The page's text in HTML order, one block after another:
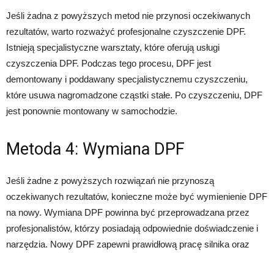
Jeśli żadna z powyższych metod nie przynosi oczekiwanych
rezultatów, warto rozważyć profesjonalne czyszczenie DPF.
Istnieją specjalistyczne warsztaty, które oferują usługi
czyszczenia DPF. Podczas tego procesu, DPF jest
demontowany i poddawany specjalistycznemu czyszczeniu,
które usuwa nagromadzone cząstki stałe. Po czyszczeniu, DPF
jest ponownie montowany w samochodzie.
Metoda 4: Wymiana DPF
Jeśli żadne z powyższych rozwiązań nie przynoszą
oczekiwanych rezultatów, konieczne może być wymienienie DPF
na nowy. Wymiana DPF powinna być przeprowadzana przez
profesjonalistów, którzy posiadają odpowiednie doświadczenie i
narzędzia. Nowy DPF zapewni prawidłową pracę silnika oraz